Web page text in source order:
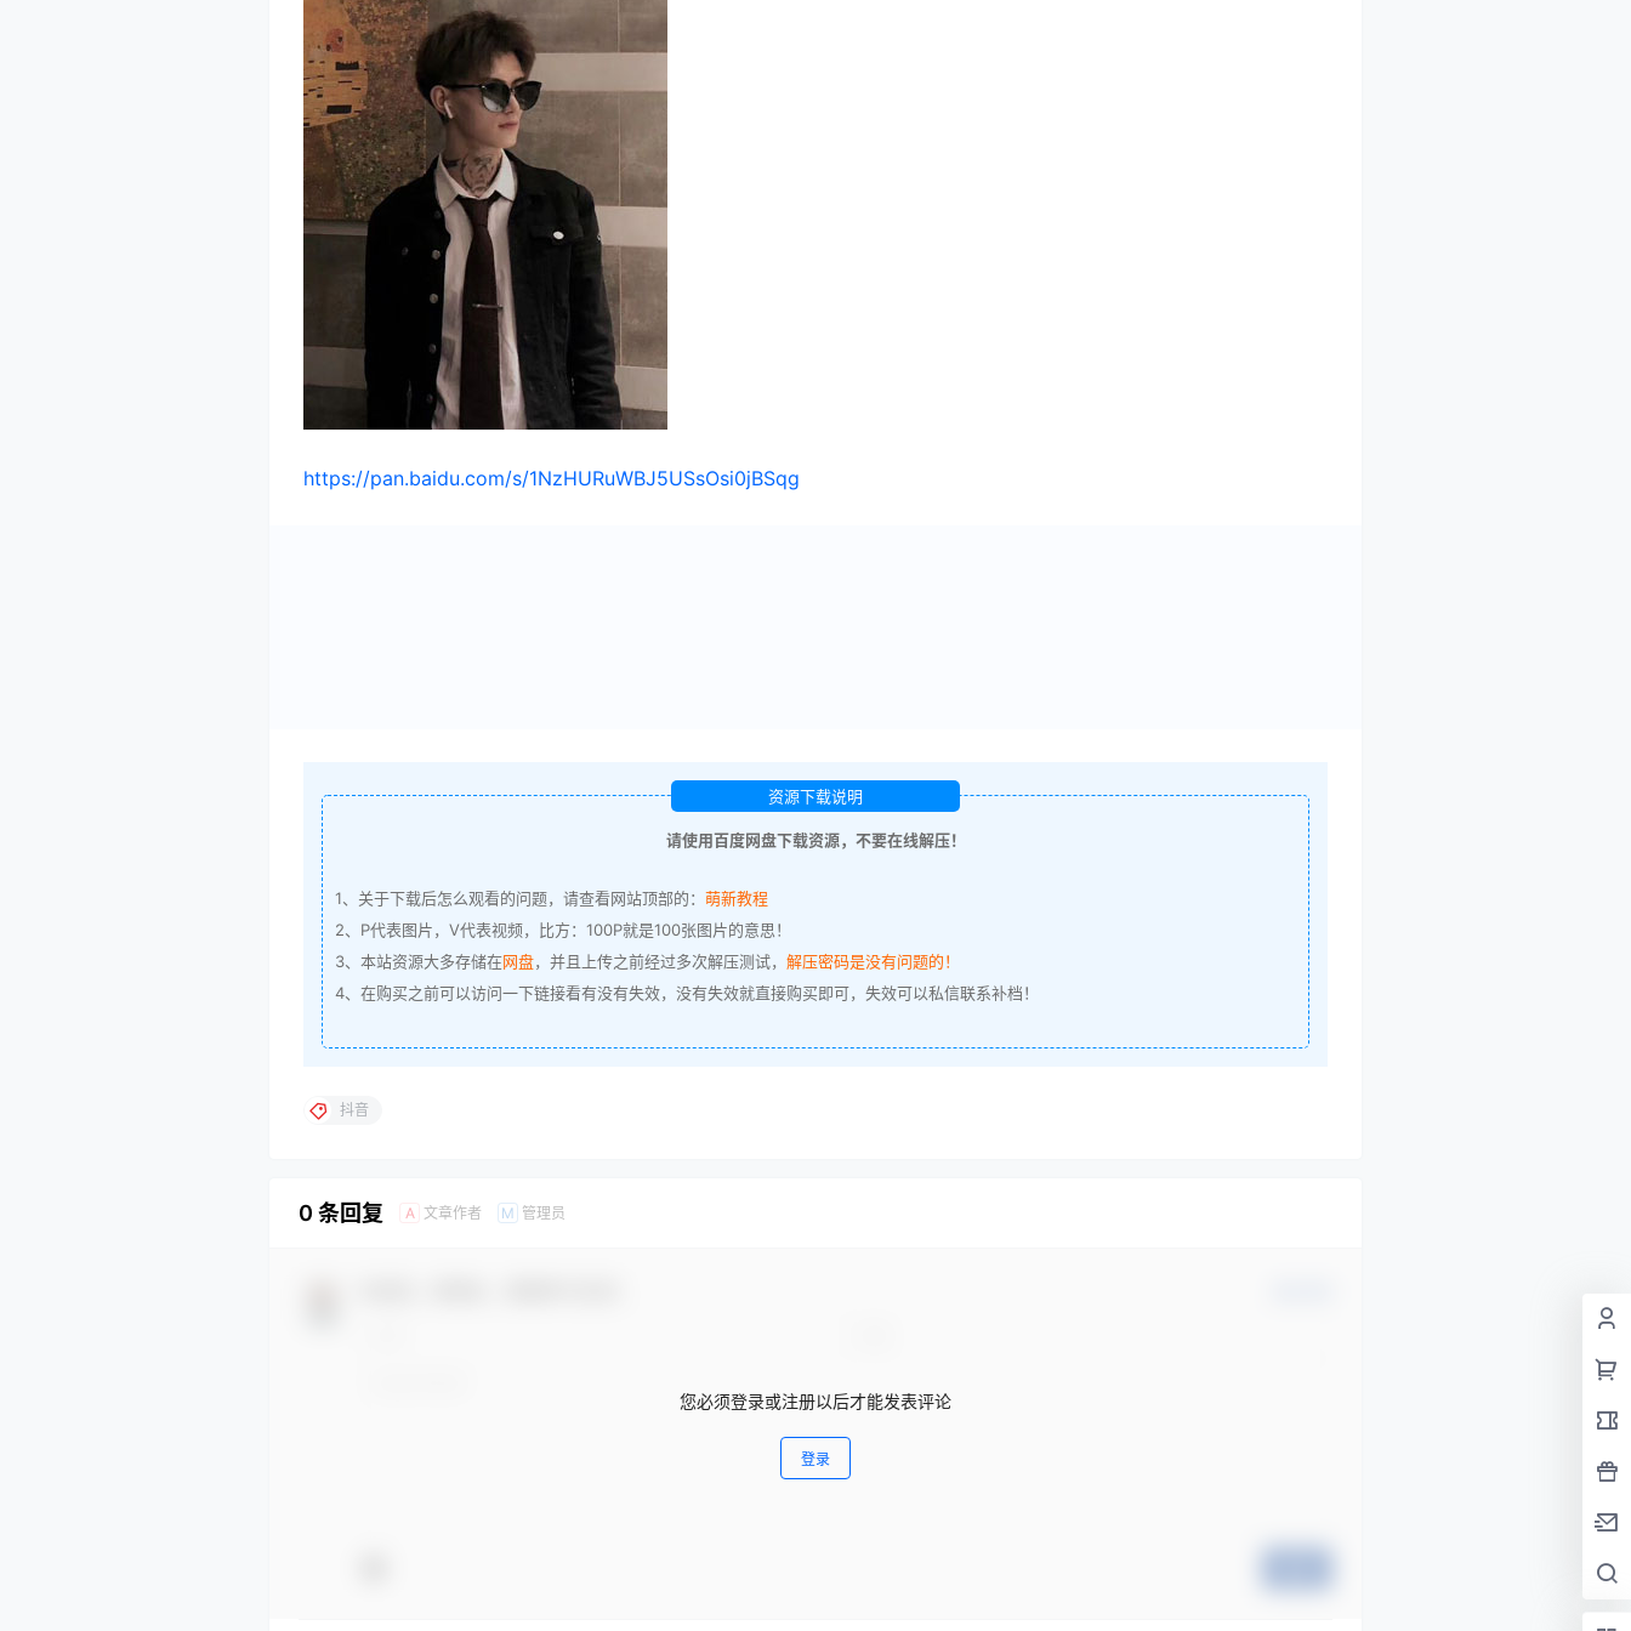
https://pan.baidu.com/s/1NzHURuWBJ5USsOsi0jBSqg
资源下载说明
请使用百度网盘下载资源，不要在线解压！
1、关于下载后怎么观看的问题，请查看网站顶部的： 萌新教程
2、P代表图片，V代表视频，比方：100P就是100张图片的意思！
3、本站资源大多存储在网盘，并且上传之前经过多次解压测试， 解压密码是没有问题的！
4、在购买之前可以访问一下链接看有没有失效，没有失效就直接购买即可，失效可以私信联系补档！
抖音
0 条回复 A 文章作者 M 管理员
您必须登录或注册以后才能发表评论
登录